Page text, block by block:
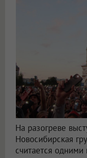
На разогреве
Новосибирская
считается